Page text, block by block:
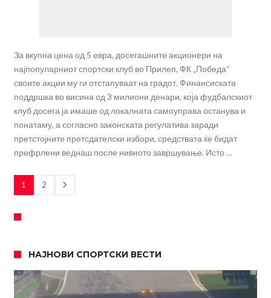
За вкупна цена од 5 евра, досегашните акционери на
најпопуларниот спортски клуб во Прилеп, ФК „Победа“
своите акции му ги отстапуваат на градот. Финансиската
поддршка во висина од 3 милиони денари, која фудбалскиот
клуб досега ја имаше од локалната самоуправа останува и
понатаму, а согласно законската регулатива заради
претстојните претсдателски избори, средствата ќе бидат
префрлени веднаш после нивното завршување. Исто …
1 2
НАЈНОВИ СПОРТСКИ ВЕСТИ